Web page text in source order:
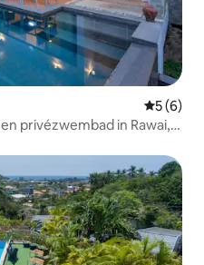
5 (6)
privézwembad in Rawai,